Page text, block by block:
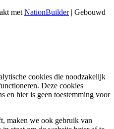
met NationBuilder| Gebouwd
cookies die noodzakelijk
Deze cookies
en hier is geen toestemming voor
maken we ook gebruik van